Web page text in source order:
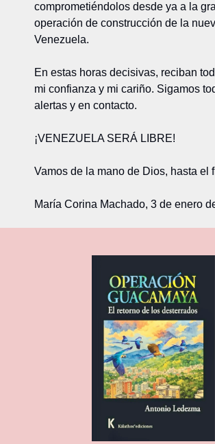
comprometiéndolos desde ya a la
operación de construcción de la
Venezuela.
En estas horas decisivas, reciban
mi confianza y mi cariño. Sigamos
alertas y en contacto.
¡VENEZUELA SERÁ LIBRE!
Vamos de la mano de Dios, hasta el
María Corina Machado, 3 de enero